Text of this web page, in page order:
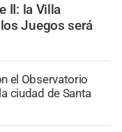
II: la Villa
Juegos será
el Observatorio
ciudad de Santa